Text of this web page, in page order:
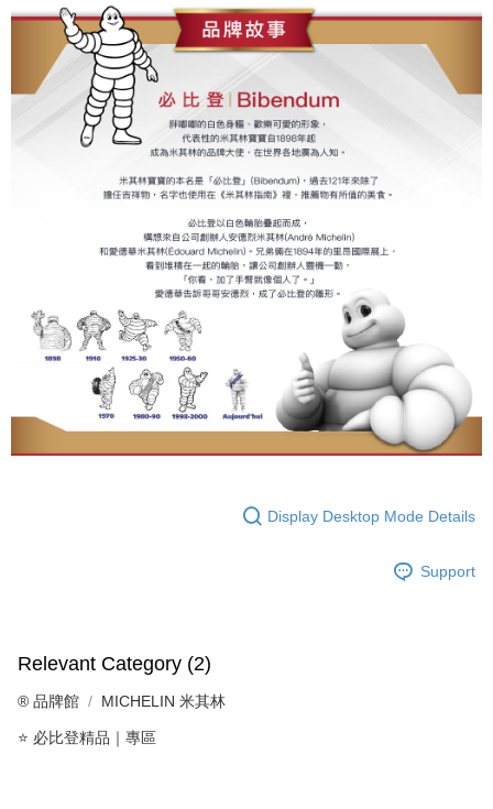
Display Desktop Mode Details
Support
Relevant Category (2)
®️ 品牌館 MICHELIN 米其林
⭐ 必比登精品｜專區